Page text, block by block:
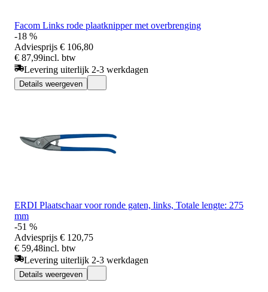
Facom Links rode plaatknipper met overbrenging
-18 %
Adviesprijs € 106,80
€ 87,99incl. btw
Levering uiterlijk 2-3 werkdagen
Details weergeven
ERDI Plaatschaar voor ronde gaten, links, Totale lengte: 275
mm
-51 %
Adviesprijs € 120,75
€ 59,48incl. btw
Levering uiterlijk 2-3 werkdagen
Details weergeven